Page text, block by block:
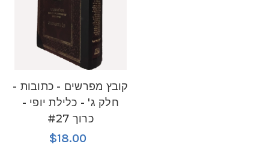
קובץ מפרשים - כתובות -
חלק ג' - כלילת יופי -
כרוך #27
$18.00